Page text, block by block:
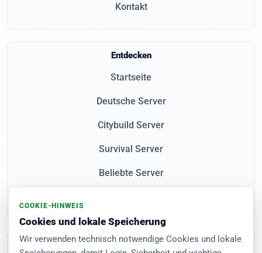
Kontakt
Entdecken
Startseite
Deutsche Server
Citybuild Server
Survival Server
Beliebte Server
Community
COOKIE-HINWEIS
Cookies und lokale Speicherung
Wir verwenden technisch notwendige Cookies und lokale